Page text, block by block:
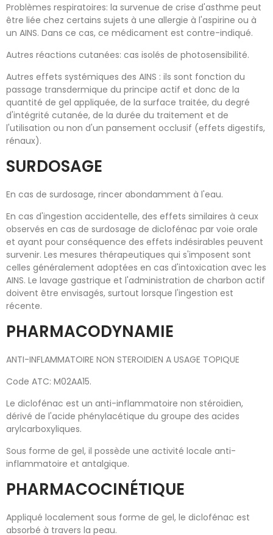
Problèmes respiratoires: la survenue de crise d'asthme peut
être liée chez certains sujets à une allergie à l'aspirine ou à
un AINS. Dans ce cas, ce médicament est contre-indiqué.
Autres réactions cutanées: cas isolés de photosensibilité.
Autres effets systémiques des AINS : ils sont fonction du
passage transdermique du principe actif et donc de la
quantité de gel appliquée, de la surface traitée, du degré
d'intégrité cutanée, de la durée du traitement et de
l'utilisation ou non d'un pansement occlusif (effets digestifs,
rénaux).
SURDOSAGE
En cas de surdosage, rincer abondamment à l'eau.
En cas d'ingestion accidentelle, des effets similaires à ceux
observés en cas de surdosage de diclofénac par voie orale
et ayant pour conséquence des effets indésirables peuvent
survenir. Les mesures thérapeutiques qui s'imposent sont
celles généralement adoptées en cas d'intoxication avec les
AINS. Le lavage gastrique et l'administration de charbon actif
doivent être envisagés, surtout lorsque l'ingestion est
récente.
PHARMACODYNAMIE
ANTI-INFLAMMATOIRE NON STEROIDIEN A USAGE TOPIQUE
Code ATC: M02AA15.
Le diclofénac est un anti-inflammatoire non stéroïdien,
dérivé de l'acide phénylacétique du groupe des acides
arylcarboxyliques.
Sous forme de gel, il possède une activité locale anti-
inflammatoire et antalgique.
PHARMACOCINÉTIQUE
Appliqué localement sous forme de gel, le diclofénac est
absorbé à travers la peau.